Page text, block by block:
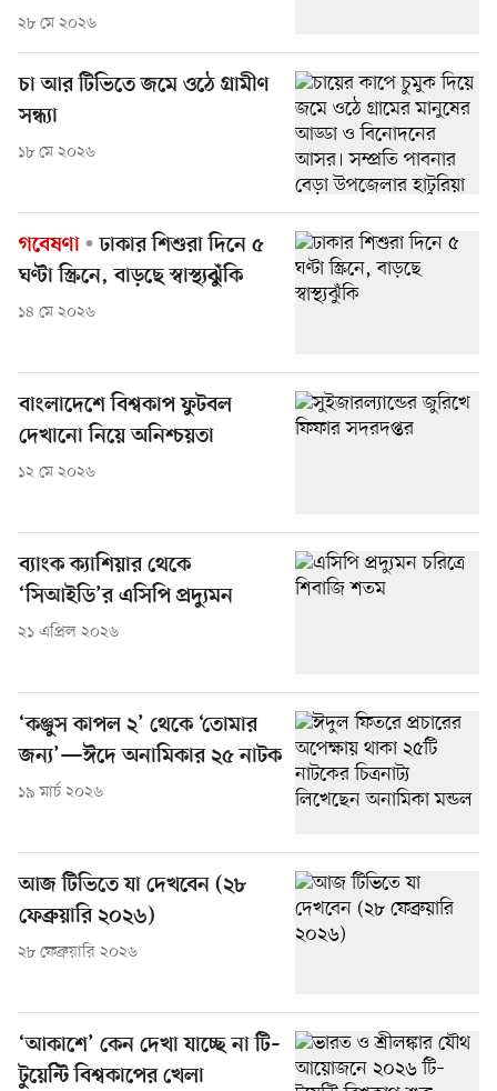
২৮ মে ২০২৬
চা আর টিভিতে জমে ওঠে গ্রামীণ
সন্ধ্যা
১৮ মে ২০২৬
গবেষণা
ঢাকার শিশুরা দিনে ৫
ঘণ্টা স্ক্রিনে, বাড়ছে স্বাস্থ্যঝুঁকি
১৪ মে ২০২৬
বাংলাদেশে বিশ্বকাপ ফুটবল
দেখানো নিয়ে অনিশ্চয়তা
১২ মে ২০২৬
ব্যাংক ক্যাশিয়ার থেকে
‘সিআইডি’র এসিপি প্রদ্যুমন
২১ এপ্রিল ২০২৬
‘কঞ্জুস কাপল ২’ থেকে ‘তোমার
জন্য’—ঈদে অনামিকার ২৫ নাটক
১৯ মার্চ ২০২৬
আজ টিভিতে যা দেখবেন (২৮
ফেব্রুয়ারি ২০২৬)
২৮ ফেব্রুয়ারি ২০২৬
‘আকাশে’ কেন দেখা যাচ্ছে না টি–
টুয়েন্টি বিশ্বকাপের খেলা